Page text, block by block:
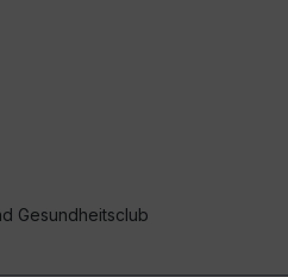
Gesundheitsclub